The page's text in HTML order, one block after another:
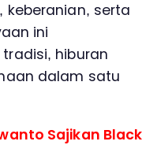
keberanian, serta
ini
hiburan
dalam satu
Sajikan Black